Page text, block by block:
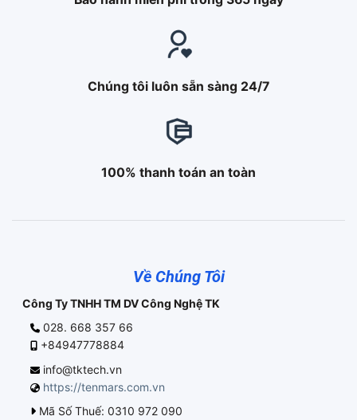
Chúng tôi luôn sẵn sàng 24/7
100% thanh toán an toàn
Về Chúng Tôi
Công Ty TNHH TM DV Công Nghệ TK
028. 668 357 66
+84947778884
info@tktech.vn
https://tenmars.com.vn
Mã Số Thuế: 0310 972 090